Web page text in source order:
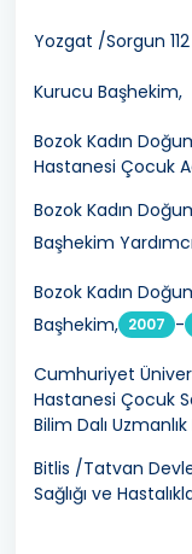
Yozgat /Sorgun
Kurucu Başhekim,
Bozok Kadın
Hastanesi Çocuk
Bozok Kadın
Başhekim
Bozok Kadın
Başhekim, 2007 -
Cumhuriyet
Hastanesi Çocuk
Bilim Dalı
Bitlis /Tatvan
Sağlığı ve